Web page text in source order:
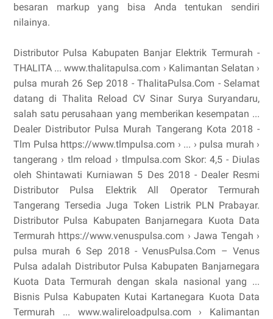
besaran markup yang bisa Anda tentukan sendiri
nilainya.
Distributor Pulsa Kabupaten Banjar Elektrik Termurah -
THALITA ... www.thalitapulsa.com › Kalimantan Selatan ›
pulsa murah 26 Sep 2018 - ThalitaPulsa.Com - Selamat
datang di Thalita Reload CV Sinar Surya Suryandaru,
salah satu perusahaan yang memberikan kesempatan ...
Dealer Distributor Pulsa Murah Tangerang Kota 2018 -
Tlm Pulsa https://www.tlmpulsa.com › ... › pulsa murah ›
tangerang › tlm reload › tlmpulsa.com Skor: 4,5 - ‎Diulas
oleh Shintawati Kurniawan 5 Des 2018 - Dealer Resmi
Distributor Pulsa Elektrik All Operator Termurah
Tangerang Tersedia Juga Token Listrik PLN Prabayar.
Distributor Pulsa Kabupaten Banjarnegara Kuota Data
Termurah https://www.venuspulsa.com › Jawa Tengah ›
pulsa murah 6 Sep 2018 - VenusPulsa.Com – Venus
Pulsa adalah Distributor Pulsa Kabupaten Banjarnegara
Kuota Data Termurah dengan skala nasional yang ...
Bisnis Pulsa Kabupaten Kutai Kartanegara Kuota Data
Termurah ... www.walireloadpulsa.com › Kalimantan